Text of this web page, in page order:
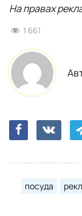
На правах
1 661
посуда